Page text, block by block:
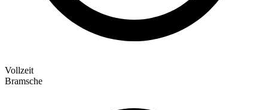
Vollzeit
Bramsche